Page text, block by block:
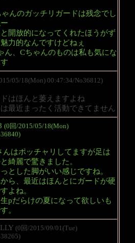
ゃんのガッチリガードは残念でし
と開放的になってくれたほうがず
力的なんですけどねぇ
ん、Cちゃんのものは私も気にな
05/18(Mon) 00:47:34/No36812)
はほんと萎えますよね
最近まったく活動できてません
(0回/2015/05/18(Mon)
んはポッチャリしてますが足は
綺麗で驚きました。
とした脚がいい感じですね。
ら、最近はほんとにガードが硬
よね。
pだらけの夏になって欲しいも
。
(0回/2015/09/01(Tue)